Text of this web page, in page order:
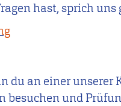
hast, sprich uns
du an einer
besuchen und